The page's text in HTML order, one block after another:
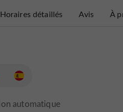
Horaires détaillés Avis À